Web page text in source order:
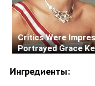
Ингредиенты: